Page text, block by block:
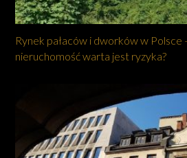
Rynek pałaców i dworków w Polsce
nieruchomość warta jest ryzyka?